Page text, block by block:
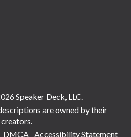
Speaker Deck, LLC.
are owned by their
creators.
DMCA Accessibility Statement